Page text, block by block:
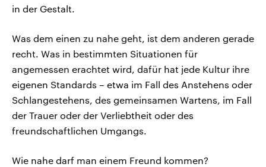
in der Gestalt.
Was dem einen zu nahe geht, ist dem anderen gerade
recht. Was in bestimmten Situationen für
angemessen erachtet wird, dafür hat jede Kultur ihre
eigenen Standards – etwa im Fall des Anstehens oder
Schlangestehens, des gemeinsamen Wartens, im Fall
der Trauer oder der Verliebtheit oder des
freundschaftlichen Umgangs.
Wie nahe darf man einem Freund kommen?